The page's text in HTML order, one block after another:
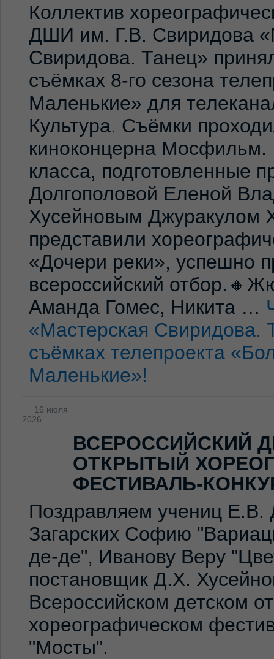
Коллектив
ДШИ им. Г.В. Свиридова
Свиридова. Танец»
съёмках 8-го сезона
Маленькие» для
Культура. Съёмки
киноконцерна Мосфильм.
класса, подготовленные
Долгополовой Еленой
Хусейновым Джуракулом
представили
«Дочери реки», успешно
всероссийский
Аманда Гомес, Никита …
«Мастерская Свиридова.
съёмках телепроекта
Маленькие»!
16 июля
2026
ВСЕРОССИЙСКИЙ
ОТКРЫТЫЙ
ФЕСТИВАЛЬ-
Поздравляем учениц Е.В.
Загарских Софию
де-де", Иванову Веру
постановщик Д.Х.
Всероссийском детском
хореографическом
"Мосты".